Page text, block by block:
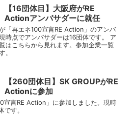
【16団体目】大阪府がRE
Actionアンバサダーに就任
「再エネ100宣言RE Action」のアンバ
時点でアンバサダーは16団体です。 ア
はこちらから見れます。参加企業一覧
。
【260団体目】SK GROUPがRE
Actionに参加
宣言RE Action」に参加しました。現時
す。